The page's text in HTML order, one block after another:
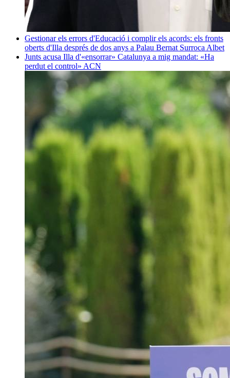
Gestionar els errors d'Educació i complir els acords: els fronts
oberts d'Illa després de dos anys a Palau Bernat Surroca Albet
Junts acusa Illa d'«ensorrar» Catalunya a mig mandat: «Ha
perdut el control» ACN